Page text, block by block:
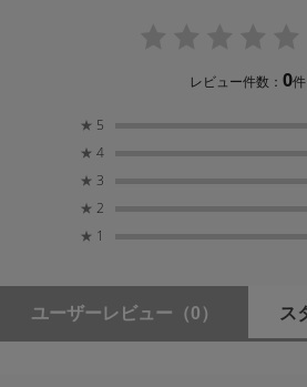
約11L
約800g
X-Pacナイロン、ポリエステル、
レビュー件数：0件
★ 5
★ 4
★ 3
★ 2
★ 1
ユーザーレビュー （0） ス